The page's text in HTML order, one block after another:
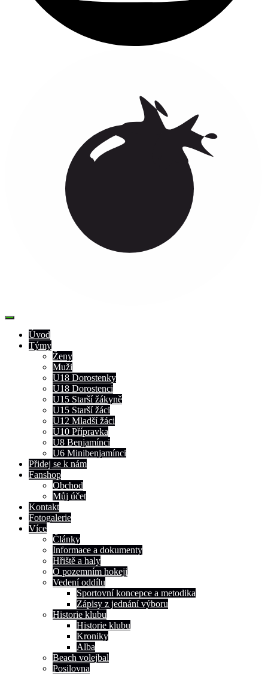
Úvod
Týmy
Ženy
Muži
U18 Dorostenky
U18 Dorostenci
U15 Starší žákyně
U15 Starší žáci
U12 Mladší žáci
U10 Přípravka
U8 Benjamínci
U6 Minibenjamínci
Přidej se k nám
Fanshop
Obchod
Můj účet
Kontakt
Fotogalerie
Více
Články
Informace a dokumenty
Hřiště a haly
O pozemním hokeji
Vedení oddílu
Sportovní koncepce a metodika
Zápisy z jednání výboru
Historie klubu
Historie klubu
Kroniky
Alba
Beach volejbal
Posilovna